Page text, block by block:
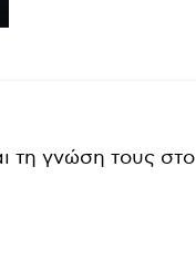
τη γνώση τους στο